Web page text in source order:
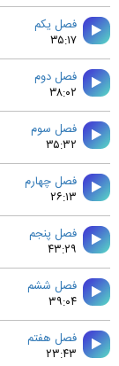
فصل يكم
۳۵:۱۷
فصل دوم
۳۸:۰۲
فصل سوم
۳۵:۳۲
فصل چهارم
۲۶:۱۳
فصل پنجم
۴۳:۲۹
فصل ششم
۳۹:۰۴
فصل هفتم
۲۳:۴۳